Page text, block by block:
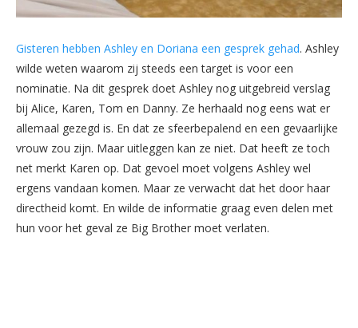
Gisteren hebben Ashley en Doriana een gesprek gehad. Ashley
wilde weten waarom zij steeds een target is voor een
nominatie. Na dit gesprek doet Ashley nog uitgebreid verslag
bij Alice, Karen, Tom en Danny. Ze herhaald nog eens wat er
allemaal gezegd is. En dat ze sfeerbepalend en een gevaarlijke
vrouw zou zijn. Maar uitleggen kan ze niet. Dat heeft ze toch
net merkt Karen op. Dat gevoel moet volgens Ashley wel
ergens vandaan komen. Maar ze verwacht dat het door haar
directheid komt. En wilde de informatie graag even delen met
hun voor het geval ze Big Brother moet verlaten.